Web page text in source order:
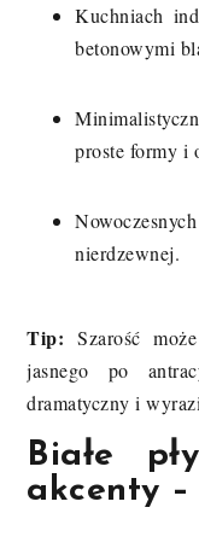
Kuchniach
betonowymi
proste formy i
nierdzewnej.
Tip: Szarość
jasnego po
dramatyczny i
Białe
akcenty –